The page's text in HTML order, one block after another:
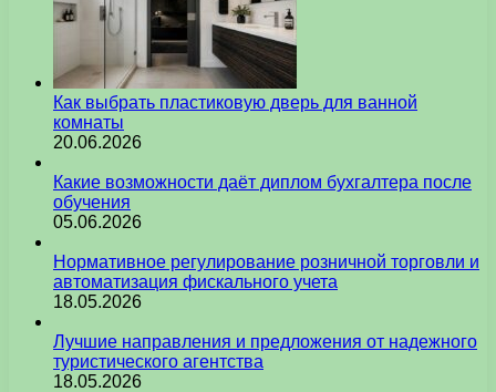
Как выбрать пластиковую дверь для ванной
комнаты
20.06.2026
Какие возможности даёт диплом бухгалтера после
обучения
05.06.2026
Нормативное регулирование розничной торговли и
автоматизация фискального учета
18.05.2026
Лучшие направления и предложения от надежного
туристического агентства
18.05.2026